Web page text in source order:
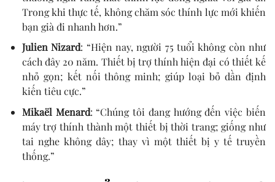
Trong khi thực tế, không chăm sóc thính lực mới khiến
bạn già đi nhanh hơn.”
Julien Nizard: “Hiện nay, người 75 tuổi không còn như
cách đây 20 năm. Thiết bị trợ thính hiện đại có thiết kế
nhỏ gọn; kết nối thông minh; giúp loại bỏ dần định
kiến tiêu cực.”
Mikaël Menard: “Chúng tôi đang hướng đến việc biến
máy trợ thính thành một thiết bị thời trang; giống như
tai nghe không dây; thay vì một thiết bị y tế truyền
thống.”